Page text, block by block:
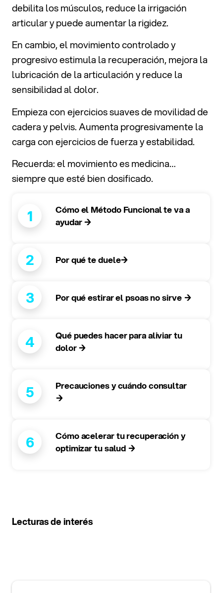
debilita los músculos, reduce la irrigación
articular y puede aumentar la rigidez.
En cambio, el movimiento controlado y
progresivo estimula la recuperación, mejora la
lubricación de la articulación y reduce la
sensibilidad al dolor.
Empieza con ejercicios suaves de movilidad de
cadera y pelvis. Aumenta progresivamente la
carga con ejercicios de fuerza y estabilidad.
Recuerda: el movimiento es medicina…
siempre que esté bien dosificado.
1
Cómo el Método Funcional te va a
ayudar →
2 Por qué te duele→
3 Por qué estirar el psoas no sirve →
4
Qué puedes hacer para aliviar tu
dolor →
5
Precauciones y cuándo consultar
→
6
Cómo acelerar tu recuperación y
optimizar tu salud →
Lecturas de interés